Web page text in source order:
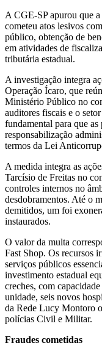
A CGE-SP apurou que
cometeu atos lesivos
público, obtenção de
em atividades de
tributária estadual.
A investigação integra
Operação Ícaro, que
Ministério Público no
auditores fiscais e o
fundamental para que as
responsabilização
termos da Lei
A medida integra as
Tarcísio de Freitas no
controles internos no
desdobramentos. Até o
demitidos, um foi
instaurados.
O valor da multa
Fast Shop. Os recursos
serviços públicos
investimento estadual
creches, com
unidade, seis novos
da Rede Lucy Montoro
polícias Civil e Militar.
Fraudes cometidas